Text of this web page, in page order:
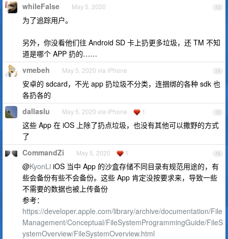
13
whileFalse May 5, 2020
为了追踪用户。
另外，你没看他们往 Android SD 卡上扔更多垃圾，还 TM 不知
道是哪个 APP 扔的……
14
vmebeh May 5, 2020 via iPhone
安卓的 sdcard，不光 app 扔垃圾不分类，连捆绑的各种 sdk 也
各扔各的
15
dallaslu May 5, 2020 via iPhone 1
这些 App 在 iOS 上除了扔点垃圾，也没有其他可以撒野的方式
了
16
CommandZi May 5, 2020 1
@KyonLi iOS 当中 App 的沙盒存储不同目录有规范用途的，有
些会备份有些不会备份。这些 App 肯定没按要求来，导致一些
不需要的数据也被上传备份
参考：
https://developer.apple.com/library/archive/documentation/File
Management/Conceptual/FileSystemProgrammingGuide/FileS
ystemOverview/FileSystemOverview.html